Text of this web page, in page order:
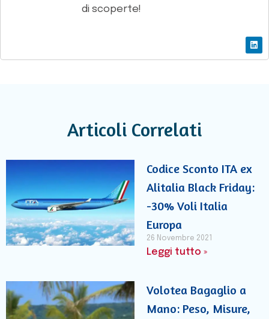
di scoperte!
Articoli Correlati
Codice Sconto ITA ex
Alitalia Black Friday:
-30% Voli Italia
Europa
26 Novembre 2021
Leggi tutto »
Volotea Bagaglio a
Mano: Peso, Misure,